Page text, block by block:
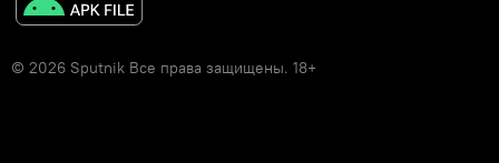
© 2026 Sputnik Все права защищены. 18+